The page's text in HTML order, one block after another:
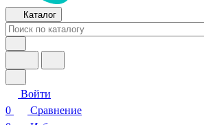
Каталог
Войти
0
Сравнение